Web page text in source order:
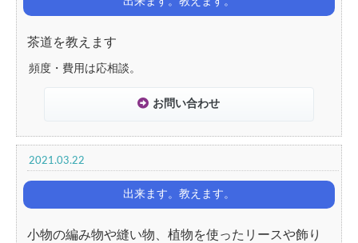
茶道を教えます
頻度・費用は応相談。
お問い合わせ
2021.03.22
出来ます。教えます。
小物の編み物や縫い物、植物を使ったリースや飾り